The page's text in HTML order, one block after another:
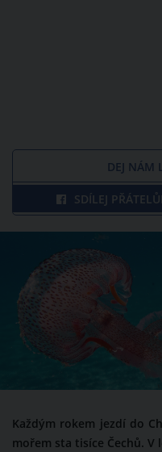
DEJ NÁM
SDÍLEJ
Každým rokem jezdí do
mořem sta tisíce Čechů.